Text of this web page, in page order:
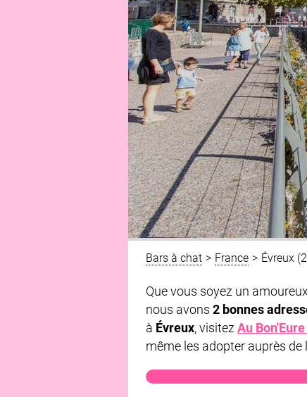
Bars à chat > France > Évreux
Que vous soyez un
nous avons 2 bonnes
à Évreux, visitezAu
même les adopter auprès
Au